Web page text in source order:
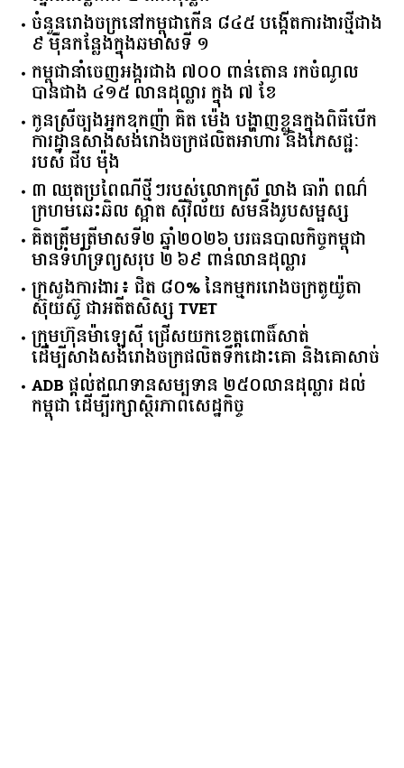
សេដ្ឋិនី ទ្រី ដាណា កាន់កាបូបដៃ Christian Dior ពណ៌
ត្នោតតម្លៃជាង ៥ ពាន់ដុល្លារ
ចំនួន​រោងចក្រ​នៅ​កម្ពុជា​កើន​ ​៨៤៥​ ​បង្កើត​ការងារ​ថ្មី​ជាង​
​៩​ ​ម៉ឺន​កន្លែង​ក្នុង​ឆមាស​ទី ​១​
កម្ពុជានាំចេញអង្ករជាង ៧០០ ពាន់តោន រកចំណូល
បានជាង ៤១៥ លានដុល្លារ ក្នុង ៧ ខែ
កូនស្រីច្បងអ្នកឧកញ៉ា គិត ម៉េង បង្ហាញខ្លួនក្នុងពិធីបើក
ការដ្ឋានសាងសង់រោងចក្រផលិតអាហារ និងភេសជ្ជៈ
របស់ ជីប ម៉ុង
៣ ឈុតប្រពៃណីថ្មីៗរបស់លោកស្រី លាង ធារ៉ា ពណ៌
ក្រហមឆេះឆិល ស្អាត ​ស៊ីវិល័យ សមនឹងរូបសម្ផស្ស
គិត​ត្រឹមត្រីមាស​ទី​២​ ​ឆ្នាំ​២០២៦​ បរធន​បាលកិច្ច​កម្ពុជា​ ​
មាន​ទំហំ​ទ្រព្យ​សរុប​ ​២.៦៩​ ​ពាន់លាន​ដុល្លារ​
ក្រសួង​ការងារ​៖ ​ជិត​ ​៨០​% ​នៃ​កម្មករ​រោងចក្រ​តូយ៉ូតា ​
ស៊ុយ​ស៊ូ ​ជា​អតីត​សិស្ស​ ​TVET​
ក្រុមហ៊ុន​ម៉ាឡេស៊ី ជ្រើសយកខេត្ដពោធិ៍សាត់
ដើម្បីសាងសង់រោងចក្រផលិតទឹកដោះគោ និងគោសាច់